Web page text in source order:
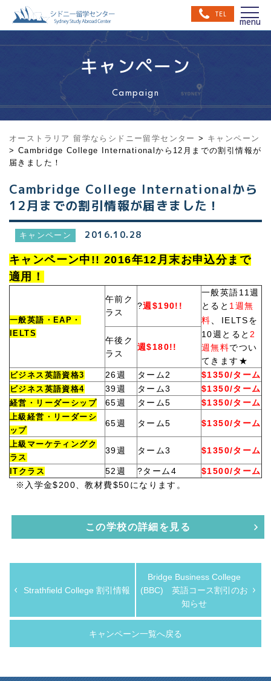
TEL
キャンペーン
Campaign
オーストラリア 留学ならシドニー留学センター > キャンペーン
> Cambridge College Internationalから12月までの割引情報が
届きました！
Cambridge College Internationalから
12月までの割引情報が届きました！
キャンペーン 2016.10.28
キャンペーン中!! 2016年12月末お申込分まで
適用！
一般英語・EAP・
IELTS
午前ク
ラス
?週$190!!
一般英語11週
とると 1週無
料
IELTSを
10週とると 2
週無料でつい
てきます★
午後ク
ラス
週$180!!
ビジネス英語資格3 26週 ターム2 $1350/ターム
ビジネス英語資格4 39週 ターム3 $1350/ターム
経営・リーダーシップ 65週 ターム5 $1350/ターム
上級経営・リーダーシ
ップ
65週 ターム5 $1350/ターム
上級マーケティングク
ラス
39週 ターム3 $1350/ターム
ITクラス 52週 ?ターム4
$1500/ターム
※入学金$200、教材費$50になります。
この学校の詳細を見る
Strathfield College 割引情報
キャンペーン一覧へ戻る
Bridge Business College
(BBC) 英語コース割引のお
知らせ